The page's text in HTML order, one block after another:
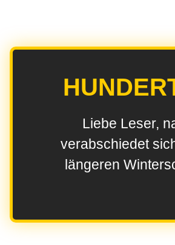
Liebe Leser,
verabschiedet
längeren